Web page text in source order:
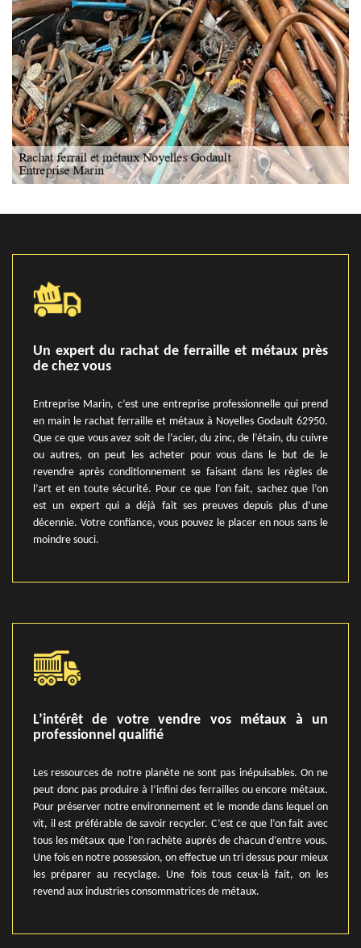
Un expert du rachat de ferraille et métaux près
de chez vous
Entreprise Marin, c’est une entreprise professionnelle qui prend
en main le rachat ferraille et métaux à Noyelles Godault 62950.
Que ce que vous avez soit de l’acier, du zinc, de l’étain, du cuivre
ou autres, on peut les acheter pour vous dans le but de le
revendre après conditionnement se faisant dans les règles de
l’art et en toute sécurité. Pour ce que l’on fait, sachez que l’on
est un expert qui a déjà fait ses preuves depuis plus d’une
décennie. Votre confiance, vous pouvez le placer en nous sans le
moindre souci.
L’intérêt de votre vendre vos métaux à un
professionnel qualifié
Les ressources de notre planète ne sont pas inépuisables. On ne
peut donc pas produire à l’infini des ferrailles ou encore métaux.
Pour préserver notre environnement et le monde dans lequel on
vit, il est préférable de savoir recycler. C’est ce que l’on fait avec
tous les métaux que l’on rachète auprès de chacun d’entre vous.
Une fois en notre possession, on effectue un tri dessus pour mieux
les préparer au recyclage. Une fois tous ceux-là fait, on les
revend aux industries consommatrices de métaux.